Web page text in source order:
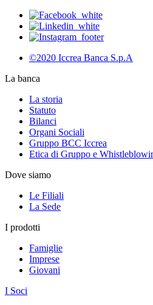
©2020 Iccrea Banca S.p.A
La banca
La storia
Statuto
Bilanci
Organi Sociali
Gruppo BCC Iccrea
Etica di Gruppo e
Dove siamo
Le Filiali
La Sede
I prodotti
Famiglie
Imprese
Giovani
I Soci